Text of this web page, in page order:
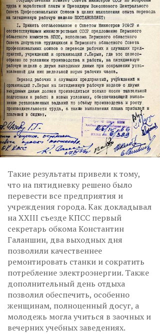
Такие результаты привели к тому,
что на пятидневку решено было
перевести все предприятия и
учреждения города. Как докладывал
на XXIII съезде КПСС первый
секретарь обкома Константин
Галаншин, два выходных дня
позволили качественнее
ремонтировать станки и сократить
потребление электроэнергии. Также
дополнительный день отдыха
позволил обеспечить, особенно
женщинам, полноценный досуг, а
молодежь могла учиться в заочных и
вечерних учебных заведениях.